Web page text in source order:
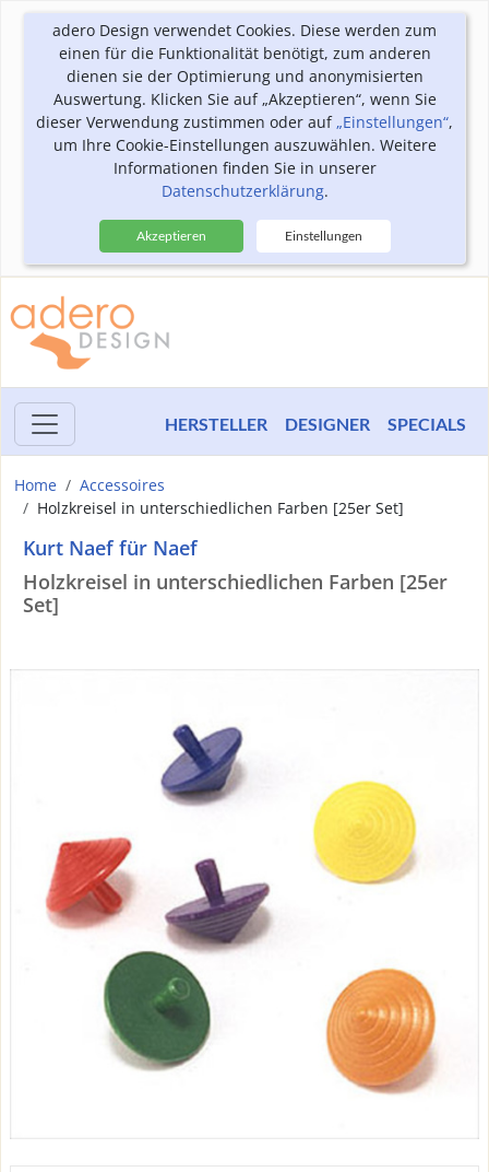
adero Design verwendet Cookies. Diese werden zum
einen für die Funktionalität benötigt, zum anderen
dienen sie der Optimierung und anonymisierten
Auswertung. Klicken Sie auf „Akzeptieren“, wenn Sie
dieser Verwendung zustimmen oder auf„Einstellungen“,
um Ihre Cookie-Einstellungen auszuwählen. Weitere
Informationen finden Sie in unserer
Datenschutzerklärung.
Akzeptieren Einstellungen
HERSTELLER DESIGNER SPECIALS
Home
Accessoires
Holzkreisel in unterschiedlichen Farben [25er Set]
Kurt Naef für Naef
Holzkreisel in unterschiedlichen Farben [25er
Set]